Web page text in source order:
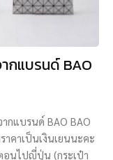
กแบรนด์ BAO
กแบรนด์ BAO BAO
คาเป็นเงินเยนนะคะ
อนไปญี่ปุ่น (กระเป๋า